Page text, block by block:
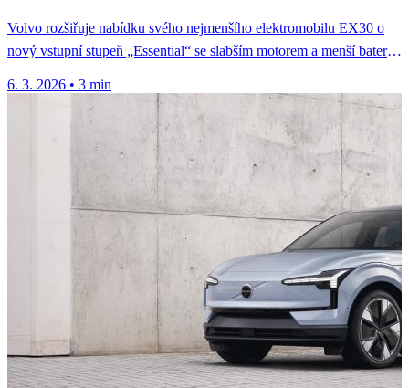
Volvo rozšiřuje nabídku svého nejmenšího elektromobilu EX30 o
nový vstupní stupeň „Essential“ se slabším motorem a menší baterií.
6. 3. 2026 • 3 min